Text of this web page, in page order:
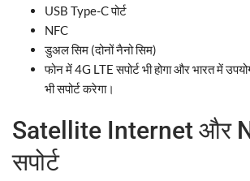
USB Type-C पोर्ट
NFC
डुअल सिम (दोनों नैनो सिम)
फोन में 4G LTE सपोर्ट भी होगा और भारत में
भी सपोर्ट करेगा।
Satellite Internet और
सपोर्ट